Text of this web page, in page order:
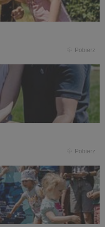
Pobierz
Pobierz